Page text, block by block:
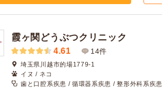
霞ヶ関どうぶつクリニック
4.61 14件
埼玉県川越市的場1779-1
イヌ / ネコ
歯と口腔系疾患 / 循環器系疾患 / 整形外科系疾患